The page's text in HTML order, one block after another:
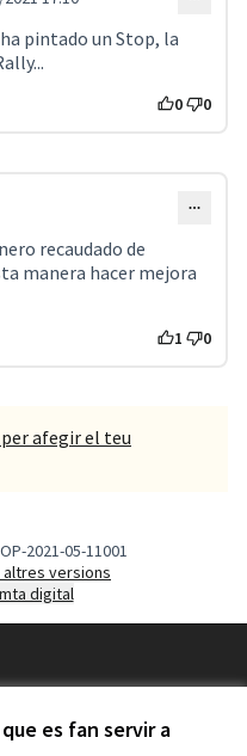
es fan servir a
pintado un Stop, la
0 0
recaudado de
manera hacer mejora
1 0
afegir el teu
2021-05-11001
altres versions
digital